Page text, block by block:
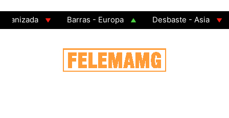
Barras - Europa Desbaste - Asia